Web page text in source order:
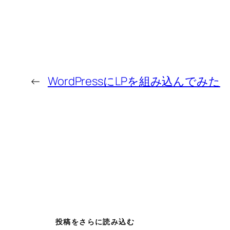
← WordPressにLPを組み込んでみた
投稿をさらに読み込む